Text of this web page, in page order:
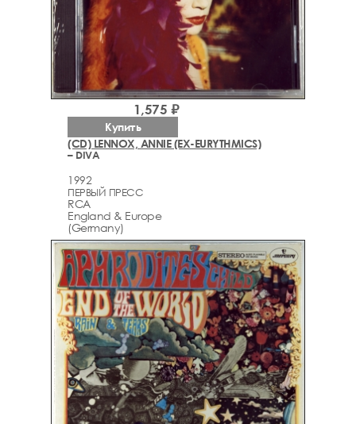
(CD) LENNOX, ANNIE (EX-EURYTHMICS)
– DIVA
1992
ПЕРВЫЙ ПРЕСС
RCA
England & Europe
(Germany)
1,575 ₽
Купить